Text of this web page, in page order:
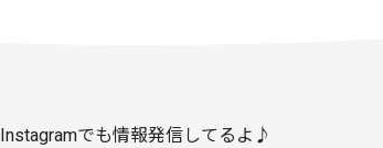
Instagramでも情報発信してるよ♪